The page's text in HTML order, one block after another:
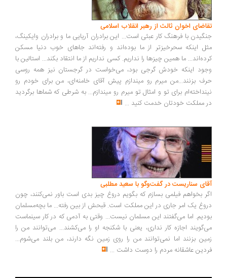
اخوان ثالث از رهبر انقلاب اسلامی
با فرهنگ کار عبثی است... این برادران آریایی ما و برادران وایکینگ،
اینکه سحرخیزتر از ما بوده‌اند و رفته‌اند جاهای خوب دنیا مسکن
ما همین چیزها را نداریم. کسی نداریم از ما انتقاد بکند... استالین با
اینکه خودش گرجی بود، می‌خواست در گرجستان نیز همه روسی
بزنند...من میرم رو میندازم پیش آقای خامنه‌ای، من برای خودم رو
برای تو و امثال تو میرم رو میندازم... به شرطی که شماها برگردید
مملکت خودتان خدمت کنید...
سناریست در گفت‌وگو با سعید مطلبی
بخواهم فیلمی بسازم که بگویم دروغ چیز بدی است باور نمی‌کنند، چون
یک امر جاری در این مملکت است. قبحش از بین رفته... ما بچه‌مسلمان
اما می‌گفتند این مسلمان نیست... وقتی به آدمی که در کار سینماست
اجازه کار نداری، یعنی با شکنجه او را می‌کشند... می‌توانند من را
بزنند اما نمی‌توانند من را روی زمین نگه دارند، من بلند می‌شوم...
عاشقانه مردم را دوست داشت ...